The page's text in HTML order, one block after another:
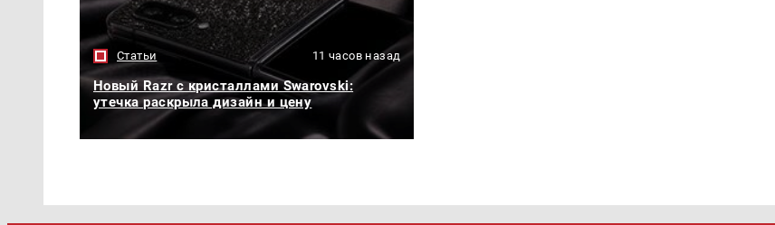
Статьи 11 часов назад
Новый Razr с кристаллами Swarovski:
утечка раскрыла дизайн и цену